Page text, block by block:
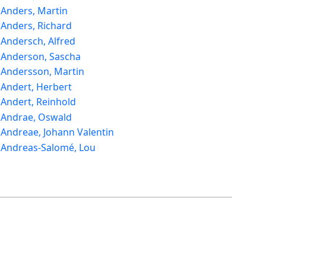
Anders, Martin
Anders, Richard
Andersch, Alfred
Anderson, Sascha
Andersson, Martin
Andert, Herbert
Andert, Reinhold
Andrae, Oswald
Andreae, Johann Valentin
Andreas-Salomé, Lou